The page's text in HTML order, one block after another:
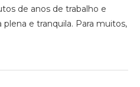
de anos de trabalho e
e tranquila. Para muitos,